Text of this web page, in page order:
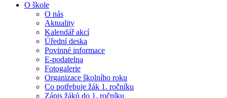
O škole
O nás
Aktuality
Kalendář akcí
Úřední deska
Povinné informace
E-podatelna
Fotogalerie
Organizace školního roku
Co potřebuje žák 1. ročníku
Zápis žáků do 1. ročníku